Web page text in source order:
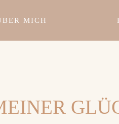
MICH